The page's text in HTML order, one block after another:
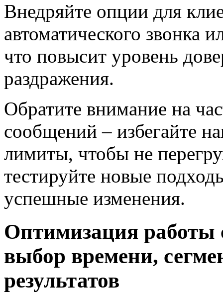
Внедряйте опции для
автоматического звонка
что повысит уровень
раздражения.
Обратите внимание на
сообщений – избегайте
лимиты, чтобы не
тестируйте новые
успешные изменения.
Оптимизация работы
выбор времени,
результатов